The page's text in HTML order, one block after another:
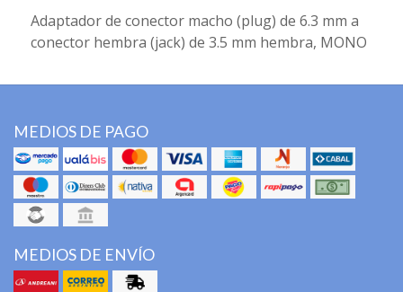
Adaptador de conector macho (plug) de 6.3 mm a
conector hembra (jack) de 3.5 mm hembra, MONO
MEDIOS DE PAGO
MEDIOS DE ENVÍO